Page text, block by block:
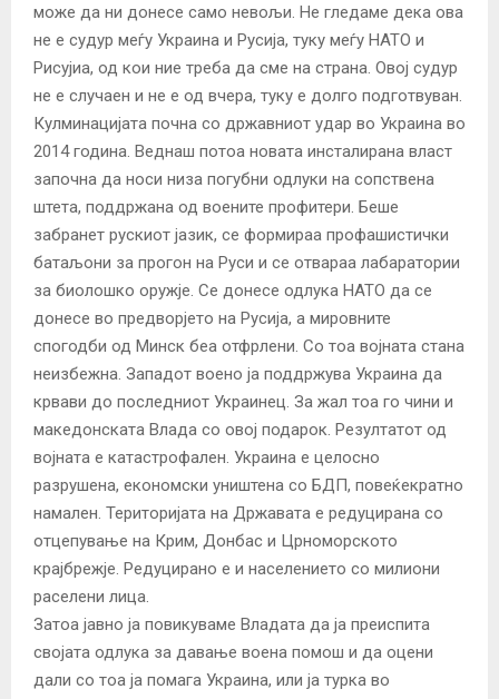
може да ни донесе само невољи. Не гледаме дека ова
не е судур меѓу Украина и Русија, туку меѓу НАТО и
Рисујиа, од кои ние треба да сме на страна. Овој судур
не е случаен и не е од вчера, туку е долго подготвуван.
Кулминацијата почна со државниот удар во Украина во
2014 година. Веднаш потоа новата инсталирана власт
започна да носи низа погубни одлуки на сопствена
штета, поддржана од воените профитери. Беше
забранет рускиот јазик, се формираа профашистички
батаљони за прогон на Руси и се отвараа лабаратории
за биолошко оружје. Се донесе одлука НАТО да се
донесе во предворјето на Русија, а мировните
спогодби од Минск беа отфрлени. Со тоа војната стана
неизбежна. Западот воено ја поддржува Украина да
крвави до последниот Украинец. За жал тоа го чини и
македонската Влада со овој подарок. Резултатот од
војната е катастрофален. Украина е целосно
разрушена, економски уништена со БДП, повеќекратно
намален. Територијата на Државата е редуцирана со
отцепување на Крим, Донбас и Црноморското
крајбрежје. Редуцирано е и населението со милиони
раселени лица.
Затоа јавно ја повикуваме Владата да ја преиспита
својата одлука за давање воена помош и да оцени
дали со тоа ја помага Украина, или ја турка во